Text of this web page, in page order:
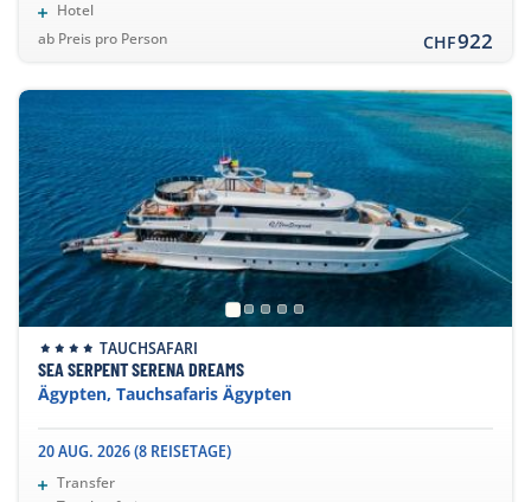
Hotel
ab Preis pro Person
CHF922
TAUCHSAFARI
SEA SERPENT SERENA DREAMS
Ägypten, Tauchsafaris Ägypten
20 AUG. 2026 (8 REISETAGE)
Transfer